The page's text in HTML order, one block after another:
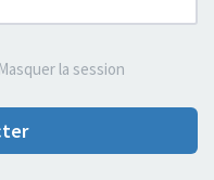
Masquer la session